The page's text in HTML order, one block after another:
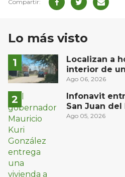
Lo más visto
Localizan a
interior de
comunidad
Ago 06, 2026
Infonavit
San Juan
bajos ingresos
Ago 05, 2026